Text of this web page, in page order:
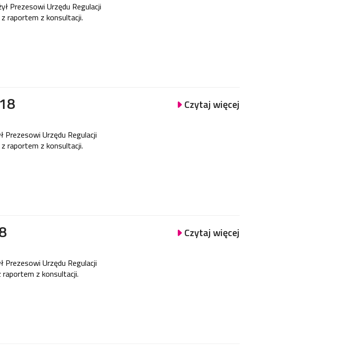
Prezesowi Urzędu Regulacji
raportem z konsultacji.
Prezesowi Urzędu Regulacji
raportem z konsultacji.
Czytaj więcej
Prezesowi Urzędu Regulacji
z konsultacji.
Czytaj więcej